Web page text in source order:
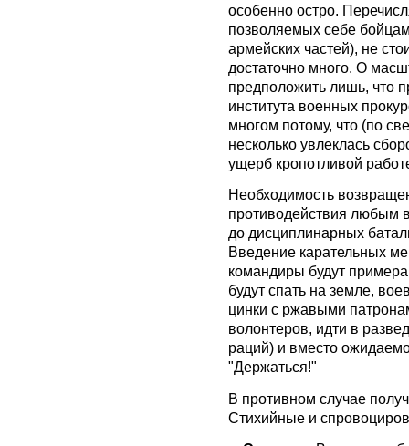
особенно остро.
позволяемых себе
армейских частей), не
достаточно много. О
предположить лишь, что
института военных
многом потому, что (по
несколько увлеклась
ущерб кропотливой
Необходимость
противодействия любым
до дисциплинарных
Введение карательных
командиры будут
будут спать на земле,
цинки с ржавыми
волонтеров, идти в
раций) и вместо
"Держаться!"
В противном случае
Стихийные и